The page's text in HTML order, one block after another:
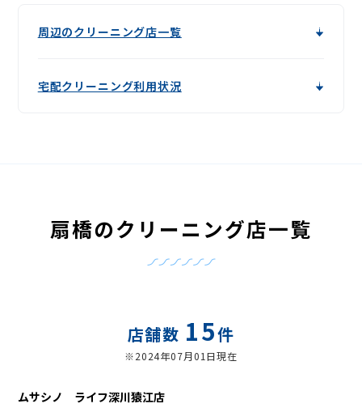
周辺のクリーニング店一覧
宅配クリーニング利用状況
扇橋のクリーニング店一覧
店舗数 15件
※2024年07月01日現在
ムサシノ ライフ深川猿江店